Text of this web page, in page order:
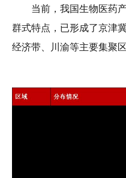
当前，我国生物医药产
群式特点，已形成了京津
经济带、川渝等主要集聚区